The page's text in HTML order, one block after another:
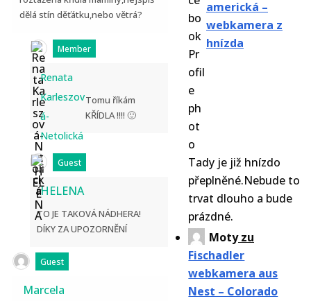
americká –
webkamera z
hnízda
Tady je již hnízdo
přeplněné.Nebude to
trvat dlouho a bude
prázdné.
Motyzu
Fischadler
webkamera aus
Nest – Colorado
dělá stín děťátku,nebo větrá?
Member
Renata
Karleszov
á-
Netolická
Tomu říkám
KŘÍDLA !!!! 🙂
Guest
HELENA
TO JE TAKOVÁ NÁDHERA!
DÍKY ZA UPOZORNĚNÍ
Guest
Marcela